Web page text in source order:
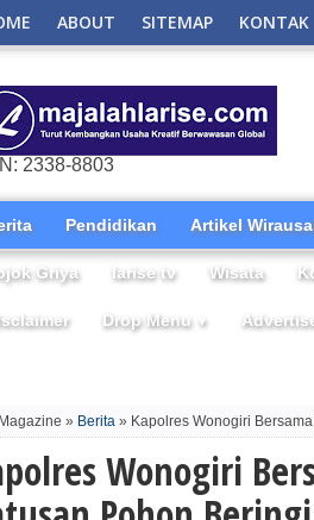
ABOUT SITEMAP KONTAK
2338-8803
Pendidikan Artikel
Griya larise tv Wisata
Drop Menu ▼
» Berita » Kapolres Wonogiri
Wonogiri